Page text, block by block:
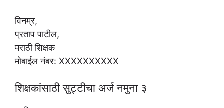
विनम्र,
प्रताप पाटील,
मराठी शिक्षक
मोबाईल नंबर: XXXXXXXXXX
शिक्षकांसाठी सुट्टीचा अर्ज नमुना ३